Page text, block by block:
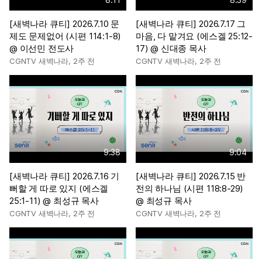
[새벽나라 큐티] 2026.7.10 문
제도 문제없어 (시편 114:1-8)
@ 이선민 전도사
CGNTV 새벽나라, 2주 전
[새벽나라 큐티] 2026.7.17 그
마음, 다 맡겨요 (에스겔 25:12-
17) @ 신대종 목사
CGNTV 새벽나라, 2주 전
9:38
[새벽나라 큐티] 2026.7.16 기
뻐할 게 따로 있지 (에스겔
25:1-11) @ 최성규 목사
CGNTV 새벽나라, 2주 전
9:04
[새벽나라 큐티] 2026.7.15 반
전의 하나님 (시편 118:8-29)
@ 최성규 목사
CGNTV 새벽나라, 2주 전